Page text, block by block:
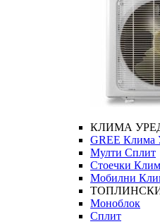
КЛИМА
GREE Клима
Мулти Сплит
Стоечки
Мобилни
ТОПЛИНСКИ
Моноблок
Сплит